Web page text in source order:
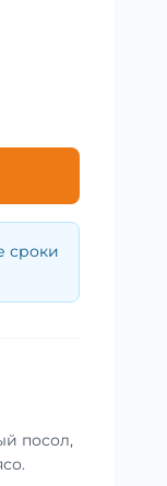
сроки
посол,